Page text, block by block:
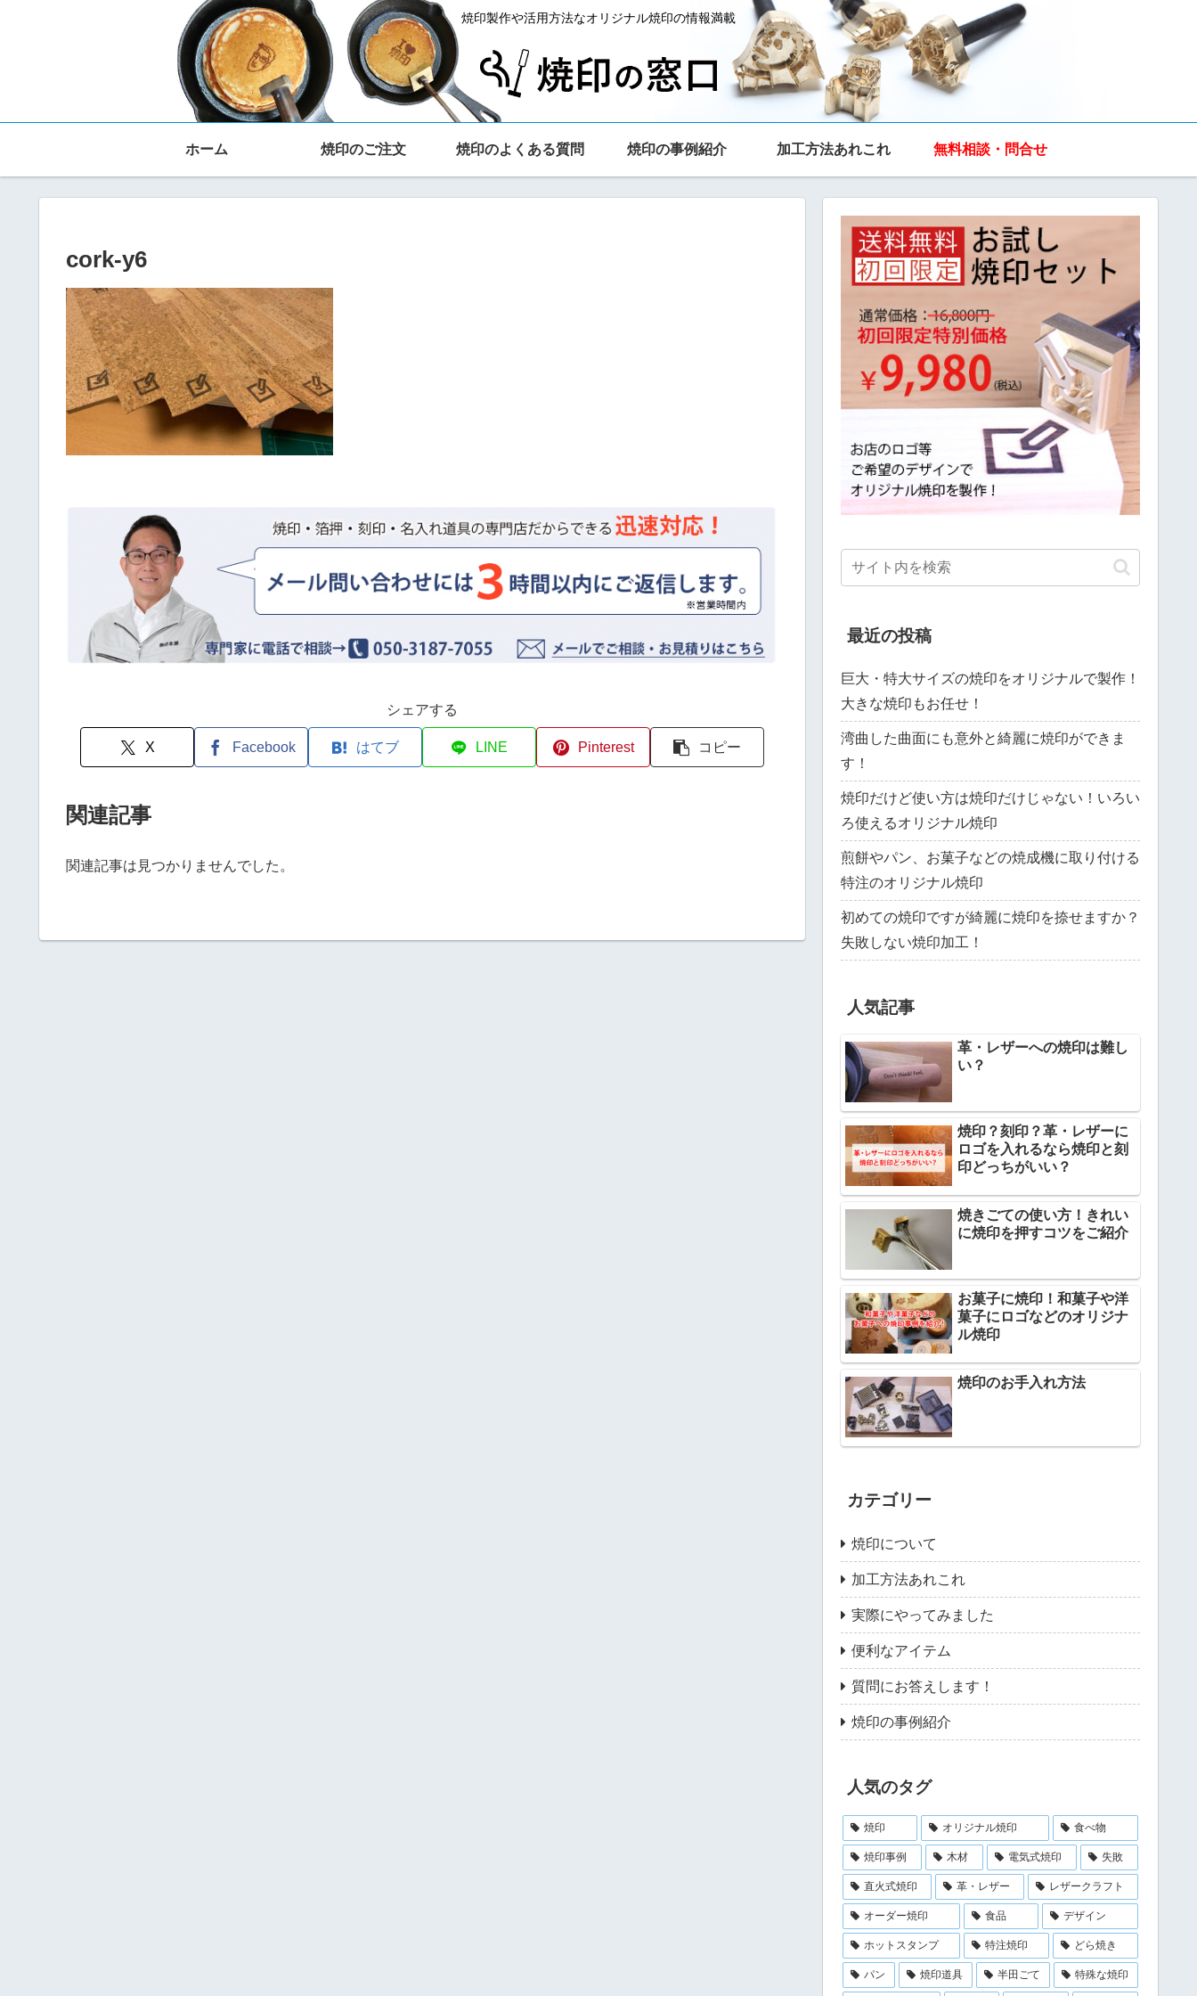
焼印製作や活用方法なオリジナル焼印の情報満載
ホーム 焼印のご注文 焼印のよくある質問 焼印の事例紹介 加工方法あれこれ 無料相談・問合せ
cork-y6
シェアする
X Facebook はてブ LINE Pinterest コピー
関連記事
関連記事は見つかりませんでした。
最近の投稿
巨大・特大サイズの焼印をオリジナルで製作！
大きな焼印もお任せ！
湾曲した曲面にも意外と綺麗に焼印ができま
す！
焼印だけど使い方は焼印だけじゃない！いろい
ろ使えるオリジナル焼印
煎餅やパン、お菓子などの焼成機に取り付ける
特注のオリジナル焼印
初めての焼印ですが綺麗に焼印を捺せますか？
失敗しない焼印加工！
人気記事
革・レザーへの焼印は難し
い？
焼印？刻印？革・レザーに
ロゴを入れるなら焼印と刻
印どっちがいい？
焼きごての使い方！きれい
に焼印を押すコツをご紹介
お菓子に焼印！和菓子や洋
菓子にロゴなどのオリジナ
ル焼印
焼印のお手入れ方法
カテゴリー
焼印について
加工方法あれこれ
実際にやってみました
便利なアイテム
質問にお答えします！
焼印の事例紹介
人気のタグ
焼印 オリジナル焼印 食べ物
焼印事例 木材 電気式焼印 失敗
直火式焼印 革・レザー レザークラフト
オーダー焼印 食品 デザイン
ホットスタンプ 特注焼印 どら焼き
パン 焼印道具 半田ごて 特殊な焼印